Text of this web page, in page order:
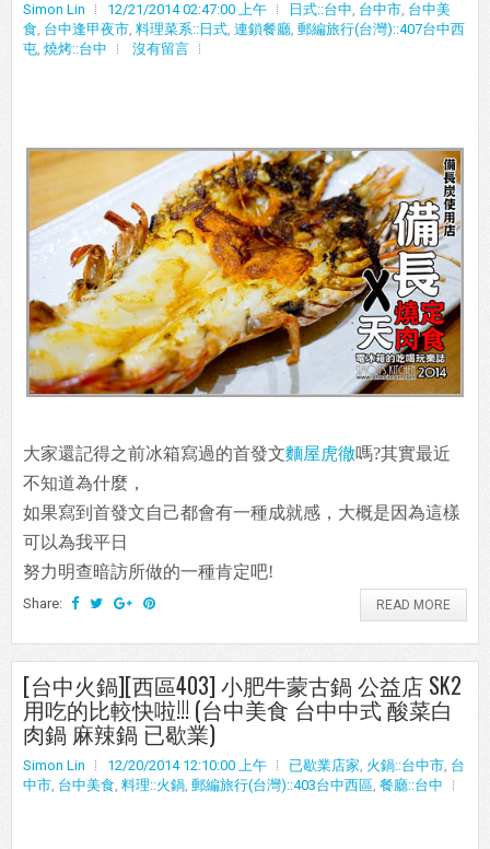
Simon Lin 12/21/2014 02:47:00 上午 日式::台中, 台中市, 台中美
食, 台中逢甲夜市, 料理菜系::日式, 連鎖餐廳, 郵編旅行(台灣)::407台中西
屯, 燒烤::台中 沒有留言
大家還記得之前冰箱寫過的首發文麵屋虎徹嗎?其實最近
不知道為什麼，
如果寫到首發文自己都會有一種成就感，大概是因為這樣
可以為我平日
努力明查暗訪所做的一種肯定吧!
Share: READ MORE
[台中火鍋][西區403] 小肥牛蒙古鍋 公益店 SK2
用吃的比較快啦!!! (台中美食 台中中式 酸菜白
肉鍋 麻辣鍋 已歇業)
Simon Lin 12/20/2014 12:10:00 上午 已歇業店家, 火鍋::台中市, 台
中市, 台中美食, 料理::火鍋, 郵編旅行(台灣)::403台中西區, 餐廳::台中